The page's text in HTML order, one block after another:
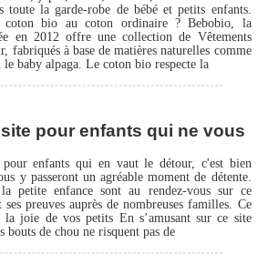
toute la garde-robe de bébé et petits enfants.
coton bio au coton ordinaire ? Bebobio, la
en 2012 offre une collection de Vêtements
fabriqués à base de matières naturelles comme
baby alpaga. Le coton bio respecte la
pour enfants qui ne vous
enfants qui en vaut le détour, c'est bien
y passeront un agréable moment de détente.
petite enfance sont au rendez-vous sur ce
preuves auprès de nombreuses familles. Ce
joie de vos petits En s’amusant sur ce site
bouts de chou ne risquent pas de